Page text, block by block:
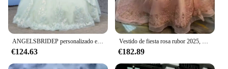
€124.63 €182.89